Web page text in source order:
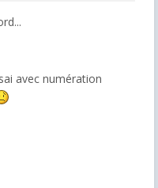
avec numération